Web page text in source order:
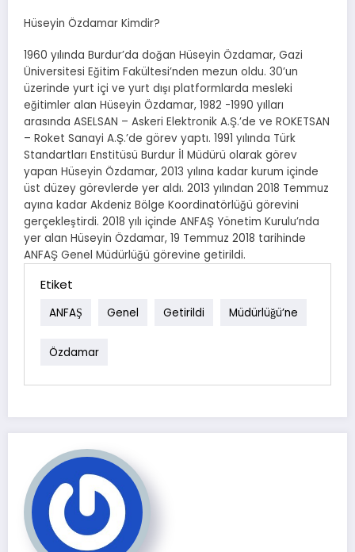
Hüseyin Özdamar Kimdir?
1960 yılında Burdur’da doğan Hüseyin Özdamar, Gazi
Üniversitesi Eğitim Fakültesi’nden mezun oldu. 30’un
üzerinde yurt içi ve yurt dışı platformlarda mesleki
eğitimler alan Hüseyin Özdamar, 1982 -1990 yılları
arasında ASELSAN – Askeri Elektronik A.Ş.’de ve ROKETSAN
– Roket Sanayi A.Ş.’de görev yaptı. 1991 yılında Türk
Standartları Enstitüsü Burdur İl Müdürü olarak görev
yapan Hüseyin Özdamar, 2013 yılına kadar kurum içinde
üst düzey görevlerde yer aldı. 2013 yılından 2018 Temmuz
ayına kadar Akdeniz Bölge Koordinatörlüğü görevini
gerçekleştirdi. 2018 yılı içinde ANFAŞ Yönetim Kurulu’nda
yer alan Hüseyin Özdamar, 19 Temmuz 2018 tarihinde
ANFAŞ Genel Müdürlüğü görevine getirildi.
Etiket
ANFAŞ Genel Getirildi Müdürlüğü’ne
Özdamar